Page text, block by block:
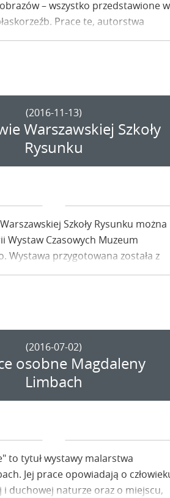
– wszystko przedstawione w
Prace te, autorstwa
można oglądać w Bibliotece
(2016-11-13)
Warszawskiej Szkoły
Rysunku
Szkoły Rysunku można
Wystaw Czasowych Muzeum
Wystawa przygotowana została z
Politechniki Warszawskiej oraz jej
(2016-07-02)
osobne Magdaleny
Limbach
to tytuł wystawy malarstwa
Jej prace opowiadają o
duchowej naturze oraz o miejscu,